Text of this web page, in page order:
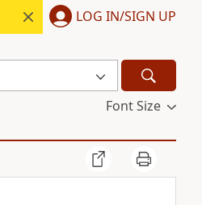
LOG IN/SIGN UP
Font Size